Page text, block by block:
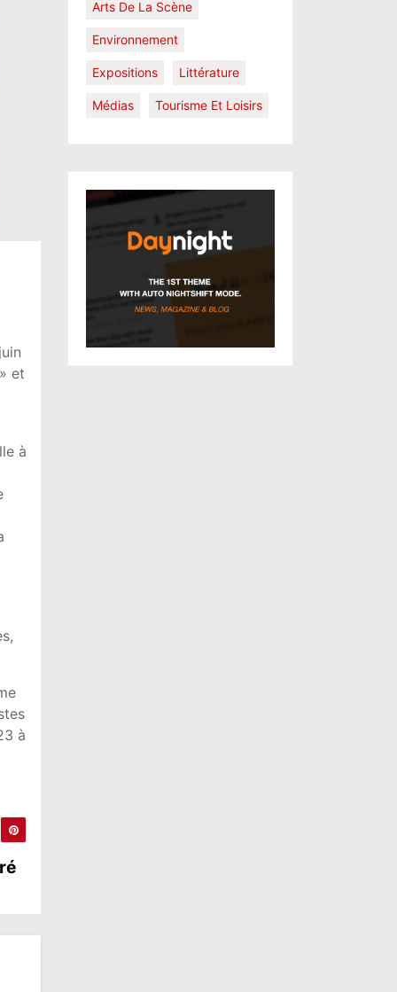
et
à
à
Arts De La Scène
Environnement
Expositions Littérature
Médias Tourisme Et Loisirs